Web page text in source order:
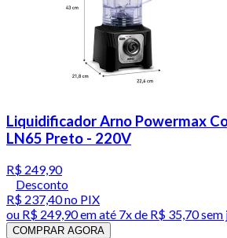
Liquidificador Arno Powermax
LN65 Preto - 220V
R$ 249,90
Desconto
R$ 237,40no PIX
ou R$ 249,90em até 7x de R$ 35,70 sem
COMPRAR AGORA